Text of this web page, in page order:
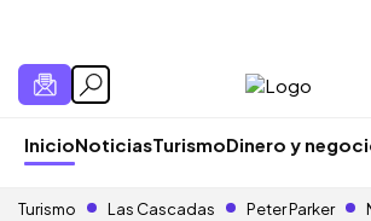
InicioNoticiasTurismoDinero y
Turismo Las Cascadas Peter Parker